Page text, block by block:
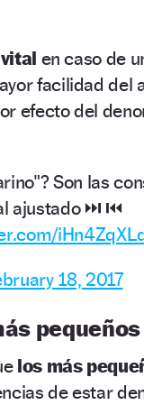
vital en caso de
facilidad del
efecto del
Son las
ajustado ⏭ ⏮
18, 2017
pequeños
los más
de estar